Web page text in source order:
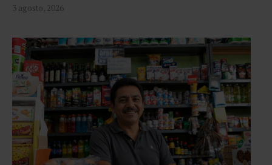
3 agosto, 2026